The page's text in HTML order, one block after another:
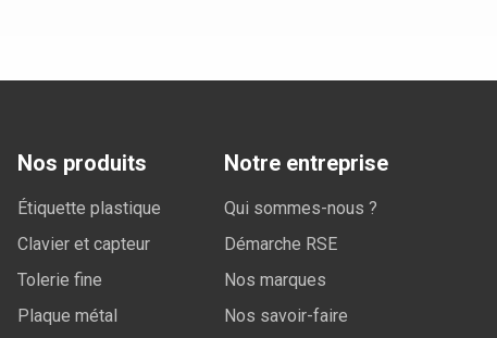
Nos produits
Étiquette plastique
Clavier et capteur
Tolerie fine
Plaque métal
Notre entreprise
Qui sommes-nous ?
Démarche RSE
Nos marques
Nos savoir-faire